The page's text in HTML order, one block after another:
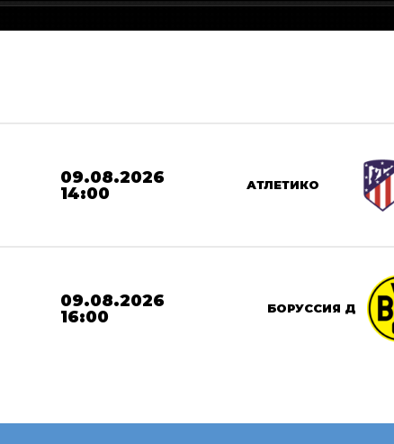
09.08.2026
14:00
АТЛЕТИКО
09.08.2026
16:00
БОРУССИЯ Д